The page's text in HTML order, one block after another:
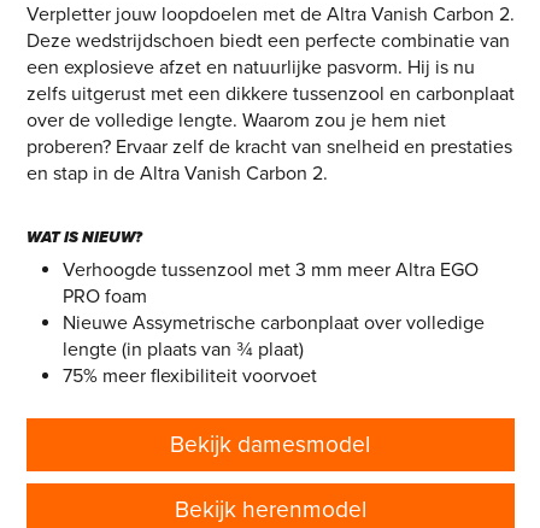
Verpletter jouw loopdoelen met de Altra Vanish Carbon 2.
Deze wedstrijdschoen biedt een perfecte combinatie van
een explosieve afzet en natuurlijke pasvorm. Hij is nu
zelfs uitgerust met een dikkere tussenzool en carbonplaat
over de volledige lengte. Waarom zou je hem niet
proberen? Ervaar zelf de kracht van snelheid en prestaties
en stap in de Altra Vanish Carbon 2.
WAT IS NIEUW?
Verhoogde tussenzool met 3 mm meer Altra EGO
PRO foam
Nieuwe Assymetrische carbonplaat over volledige
lengte (in plaats van ¾ plaat)
75% meer flexibiliteit voorvoet
Bekijk damesmodel
Bekijk herenmodel